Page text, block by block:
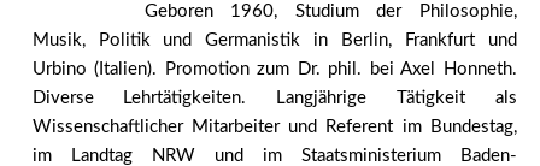
Geboren 1960, Studium der Philosophie,
Musik, Politik und Germanistik in Berlin, Frankfurt und
Urbino (Italien). Promotion zum Dr. phil. bei Axel Honneth.
Diverse Lehrtätigkeiten. Langjährige Tätigkeit als
Wissenschaftlicher Mitarbeiter und Referent im Bundestag,
im Landtag NRW und im Staatsministerium Baden-